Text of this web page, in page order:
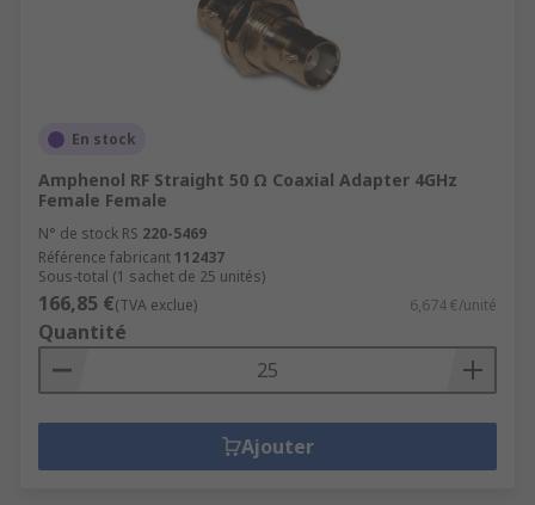
En stock
Amphenol RF Straight 50 Ω Coaxial Adapter 4GHz
Female Female
N° de stock RS 220-5469
Référence fabricant 112437
Sous-total (1 sachet de 25 unités)
166,85 €(TVA exclue) 6,674 €/unité
Quantité
Ajouter